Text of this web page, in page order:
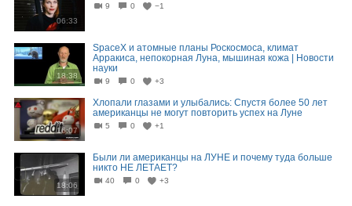
06:33
9 0 −1
18:38
SpaceX и атомные планы Роскосмоса, климат
Арракиса, непокорная Луна, мышиная кожа | Новости
науки
9 0 +3
16:07
Хлопали глазами и улыбались: Спустя более 50 лет
американцы не могут повторить успех на Луне
5 0 +1
18:06
Были ли американцы на ЛУНЕ и почему туда больше
никто НЕ ЛЕТАЕТ?
40 0 +3